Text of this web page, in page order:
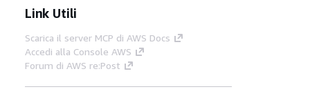
Link Utili
Scarica il server MCP di AWS Docs
Accedi alla Console AWS
Forum di AWS re:Post